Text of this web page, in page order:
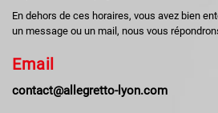
En dehors de ces horaires, vous avez bien
un message ou un mail, nous vous
Email
contact@allegretto-lyon.com